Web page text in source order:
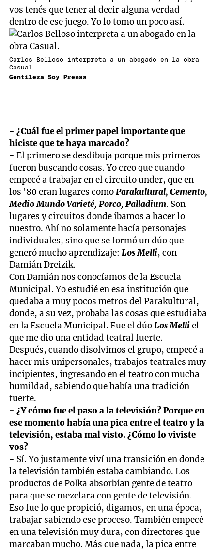
vos tenés que tener al decir alguna verdad
dentro de ese juego. Yo lo tomo un poco así.
Carlos Belloso interpreta a un abogado en la obra
Casual.
Gentileza Soy Prensa
- ¿Cuál fue el primer papel importante que
hiciste que te haya marcado?
- El primero se desdibuja porque mis primeros
fueron buscando cosas. Yo creo que cuando
empecé a trabajar en el circuito under, que en
los '80 eran lugares comoParakultural, Cemento,
Medio Mundo Varieté, Porco, Palladium. Son
lugares y circuitos donde íbamos a hacer lo
nuestro. Ahí no solamente hacía personajes
individuales, sino que se formó un dúo que
generó mucho aprendizaje:Los Melli, con
Damián Dreizik.
Con Damián nos conocíamos de la Escuela
Municipal. Yo estudié en esa institución que
quedaba a muy pocos metros del Parakultural,
donde, a su vez, probaba las cosas que estudiaba
en la Escuela Municipal. Fue el dúoLos Melliel
que me dio una entidad teatral fuerte.
Después, cuando disolvimos el grupo, empecé a
hacer mis unipersonales, trabajos teatrales muy
incipientes, ingresando en el teatro con mucha
humildad, sabiendo que había una tradición
fuerte.
- ¿Y cómo fue el paso a la televisión? Porque en
ese momento había una pica entre el teatro y la
televisión, estaba mal visto. ¿Cómo lo viviste
vos?
- Sí. Yo justamente viví una transición en donde
la televisión también estaba cambiando. Los
productos de Polka absorbían gente de teatro
para que se mezclara con gente de televisión.
Eso fue lo que propició, digamos, en una época,
trabajar sabiendo ese proceso. También empecé
en una televisión muy dura, con directores que
marcaban mucho. Más que nada, la pica entre